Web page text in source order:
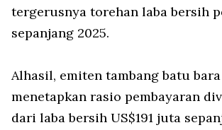
tergerusnya torehan laba bersih
sepanjang 2025.
Alhasil, emiten tambang batu
menetapkan rasio pembayaran
dari laba bersih US$191 juta